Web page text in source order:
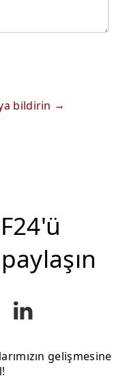
bildirin
gelişmesine